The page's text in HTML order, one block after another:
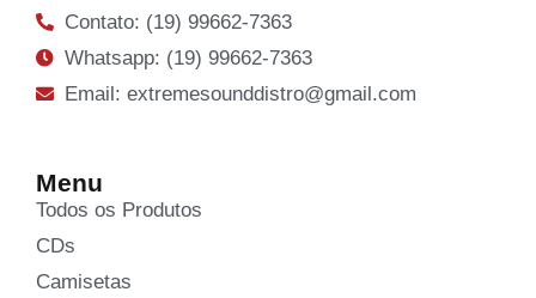
Contato: (19) 99662-7363
Whatsapp: (19) 99662-7363
Email: extremesounddistro@gmail.com
Menu
Todos os Produtos
CDs
Camisetas